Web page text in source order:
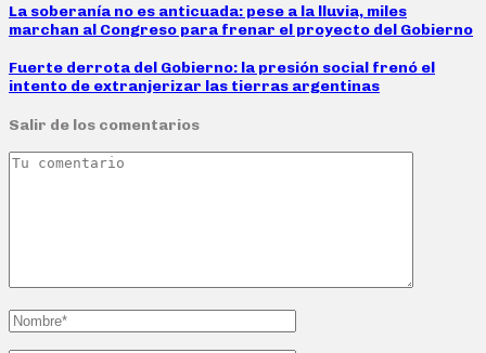
La soberanía no es anticuada: pese a la lluvia, miles
marchan al Congreso para frenar el proyecto del Gobierno
Fuerte derrota del Gobierno: la presión social frenó el
intento de extranjerizar las tierras argentinas
Salir de los comentarios